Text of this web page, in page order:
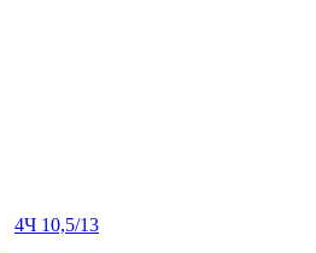
4Ч 10,5/13